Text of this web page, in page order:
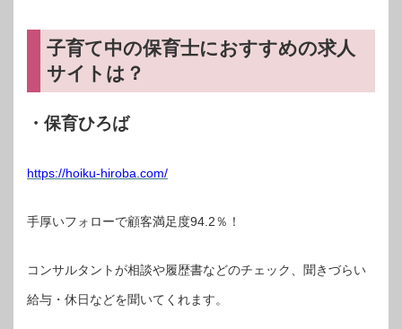
子育て中の保育士におすすめの求人
サイトは？
・保育ひろば
https://hoiku-hiroba.com/
手厚いフォローで顧客満足度94.2％！
コンサルタントが相談や履歴書などのチェック、聞きづらい
給与・休日などを聞いてくれます。